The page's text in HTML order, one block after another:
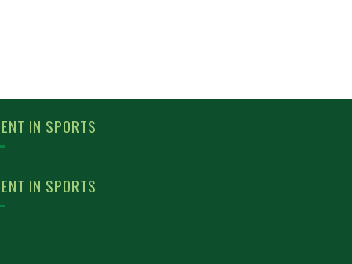
IN SPORTS
IN SPORTS